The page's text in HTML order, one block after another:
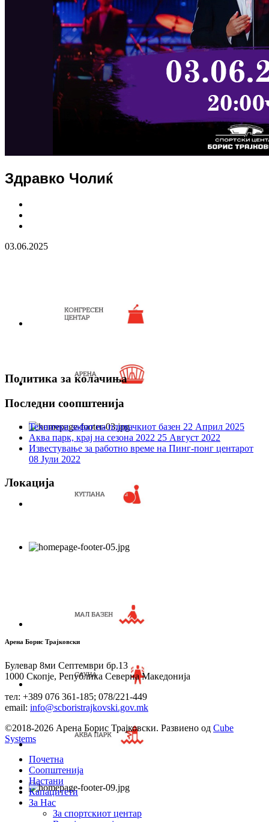
Здравко Чолиќ
03.06.2025
Политика за колачиња
Последни соопштенија
Технички зафат на пливачкиот базен 22 Април 2025
Аква парк, крај на сезона 2022 25 Август 2022
Известување за работно време на Пинг-понг центарот
08 Јули 2022
Локација
Арена Борис Трајковски
Булевар 8ми Септември бр.13
1000 Скопје, Република Северна Македонија
тел: +389 076 361-185; 078/221-449
email: info@scboristrajkovski.gov.mk
©2018-2026 Арена Борис Трајковски. Развиено од Cube
Systems
Почетна
Соопштенија
Настани
Капацитети
За Нас
За спортскиот центар